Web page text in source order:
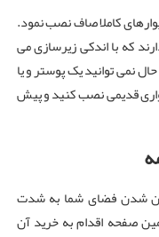
کاملا صاف نصب نمود.
که با اندکی زیرسازی می
نمی توانید یک پوستر و یا
قدیمی نصب کنید و پیش
شدن فضای شما به شدت
صفحه اقدام به خرید آن